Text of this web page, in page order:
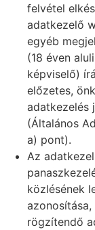
felvétel
adatkezelő
egyéb
(18 éven
képviselő)
előzetes,
adatkezelés
(Általános
a) pont).
Az
közlésének
rögzítendő